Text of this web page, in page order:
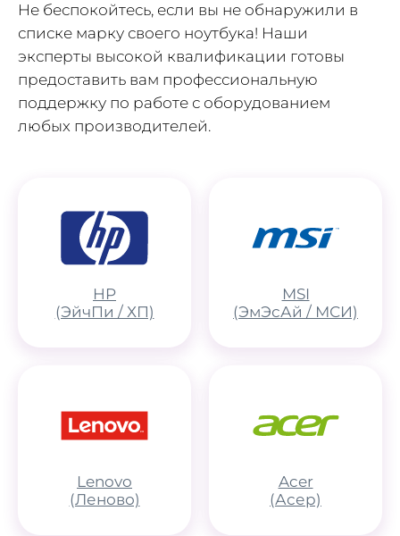
Не беспокойтесь, если вы не обнаружили в
списке марку своего ноутбука! Наши
эксперты высокой квалификации готовы
предоставить вам профессиональную
поддержку по работе с оборудованием
любых производителей.
HP
(ЭйчПи / ХП)
MSI
(ЭмЭсАй / МСИ)
Lenovo
(Леново)
Acer
(Асер)